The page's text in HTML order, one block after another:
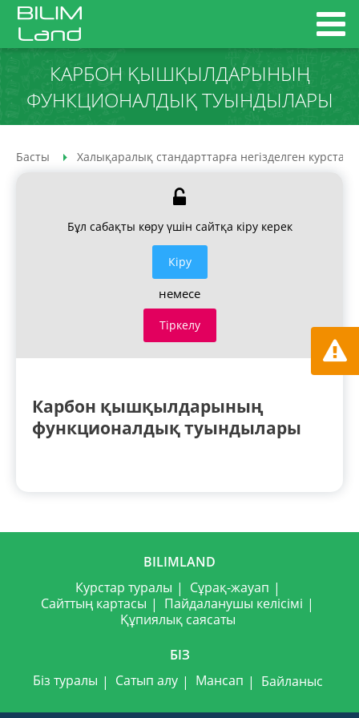
КАРБОН ҚЫШҚЫЛДАРЫНЫҢ
ФУНКЦИОНАЛДЫҚ ТУЫНДЫЛАРЫ
Басты Халықаралық стандарттарға негізделген курстар
Бұл сабақты көру үшін сайтқа кіру керек
Кiру
немесе
Тіркелу
Карбон қышқылдарының
функционалдық туындылары
BILIMLAND
Курстар туралы
Сұрақ-жауап
Сайттың картасы
Пайдаланушы келісімі
Құпиялық саясаты
БІЗ
Біз туралы
Сатып алу Мансап Байланыс